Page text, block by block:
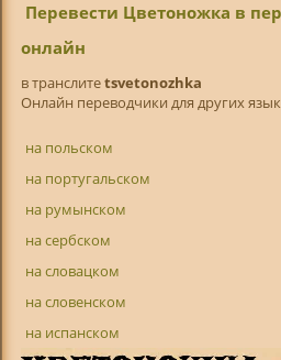
Перевести Цветоножка в
онлайн
в транслитetsvetonozhka
Онлайн переводчики для других
на польском
на португальском
на румынском
на сербском
на словацком
на словенском
на испанском